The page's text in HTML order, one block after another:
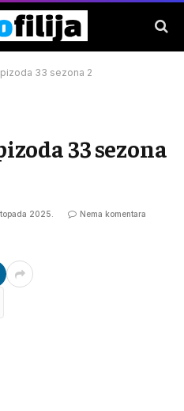
33 sezona 2
33 sezona
2025. Nema komentara